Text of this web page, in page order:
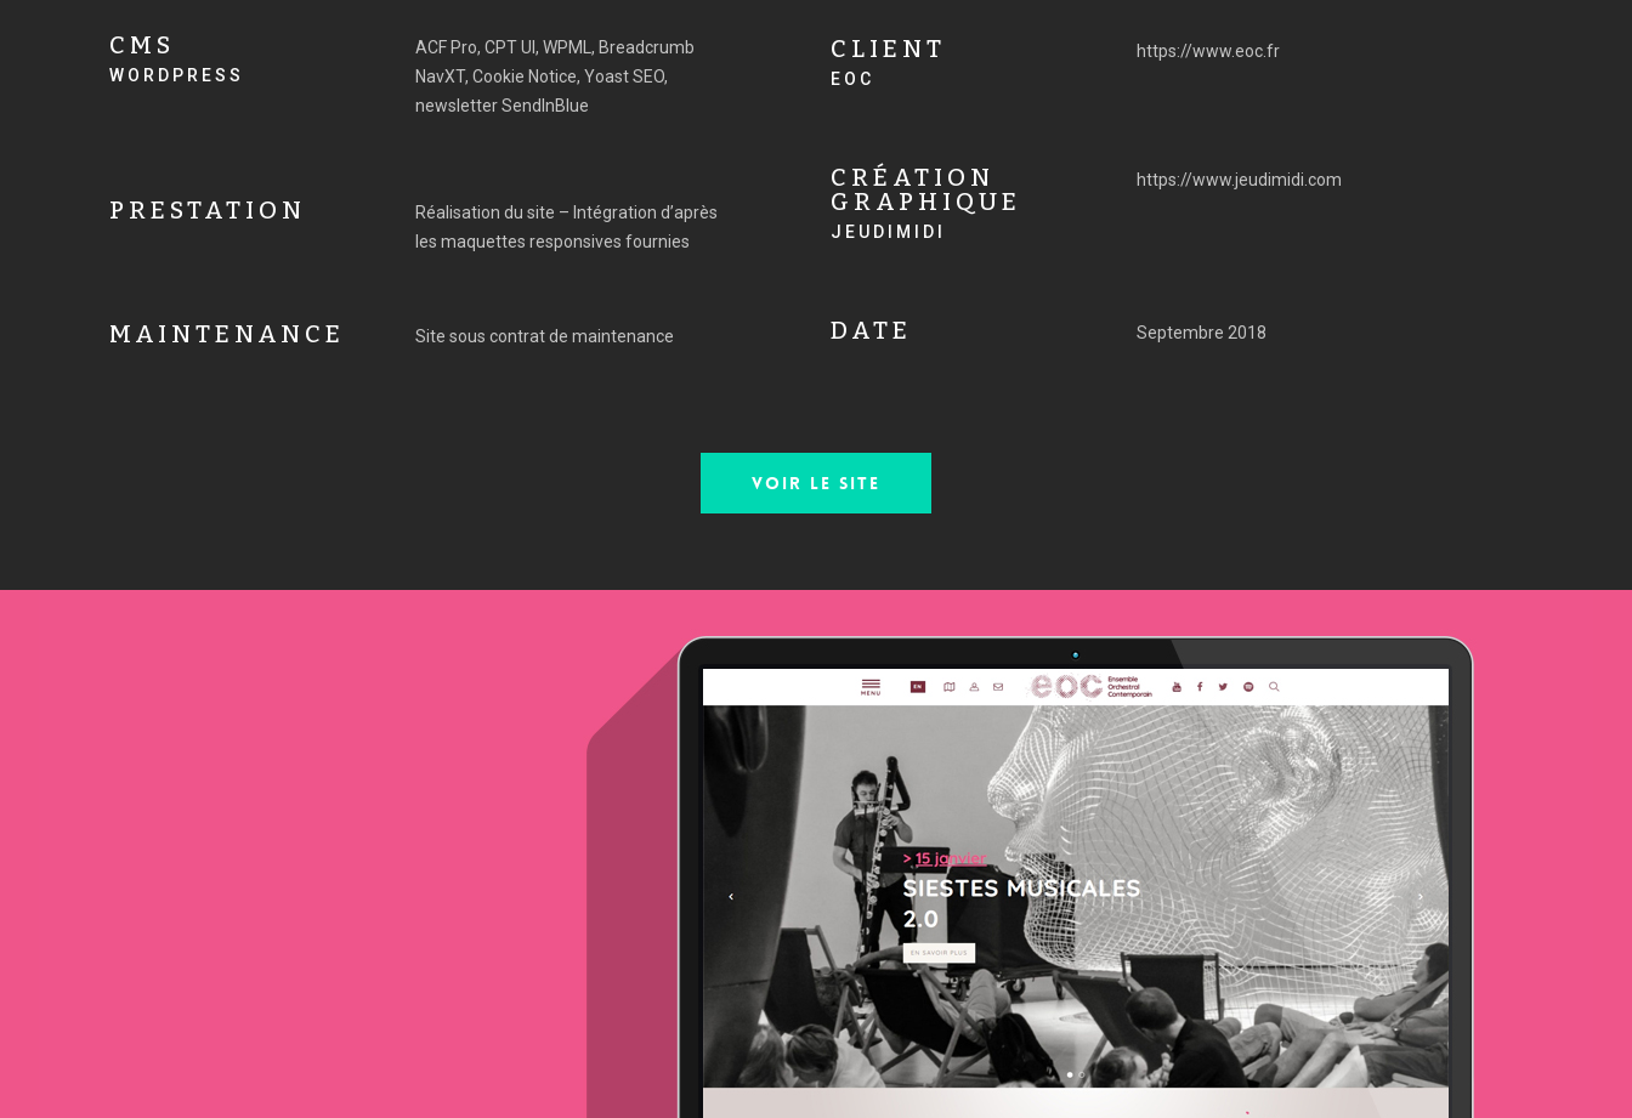
CMS
WORDPRESS
ACF Pro, CPT UI, WPML, Breadcrumb
NavXT, Cookie Notice, Yoast SEO,
newsletter SendInBlue
PRESTATION
Réalisation du site – Intégration d’après
les maquettes responsives fournies
MAINTENANCE Site sous contrat de maintenance
CLIENT
EOC
https://www.eoc.fr
CRÉATION
GRAPHIQUE
JEUDIMIDI
https://www.jeudimidi.com
DATE Septembre 2018
VOIR LE SITE